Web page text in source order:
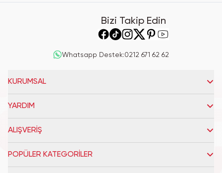
Bizi Takip Edin
Whatsapp Destek:0212 671 62 62
KURUMSAL
YARDIM
ALIŞVERİŞ
POPÜLER KATEGORİLER